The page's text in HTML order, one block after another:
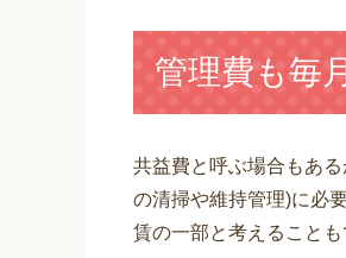
管理費も毎
共益費と呼ぶ場合もあ
の清掃や維持管理)に必
賃の一部と考えることも